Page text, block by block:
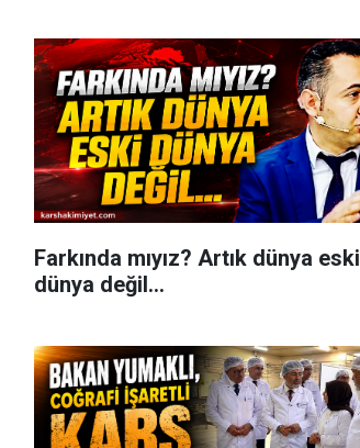
Farkında mıyız? Artık dünya eski
dünya değil...